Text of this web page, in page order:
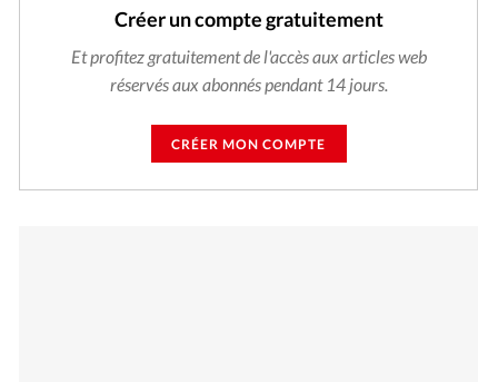
Créer un compte gratuitement
Et profitez gratuitement de l'accès aux articles web
réservés aux abonnés pendant 14 jours.
CRÉER MON COMPTE